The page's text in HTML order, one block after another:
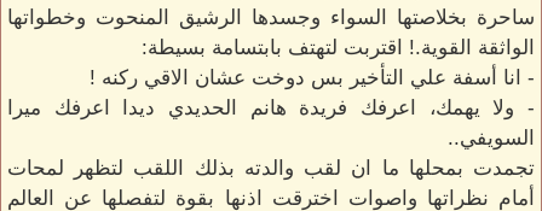
ساحرة بخلاصتها السواء وجسدها الرشيق المنحوت وخطواتها
الواثقة القوية.! اقتربت لتهتف بابتسامة بسيطة:
- انا أسفة علي التأخير بس دوخت عشان الاقي ركنه !
- ولا يهمك، اعرفك فريدة هانم الحديدي ديدا اعرفك ميرا
السويفي..
تجمدت بمحلها ما ان لقب والدته بذلك اللقب لتظهر لمحات
أمام نظراتها واصوات اخترقت اذنها بقوة لتفصلها عن العالم